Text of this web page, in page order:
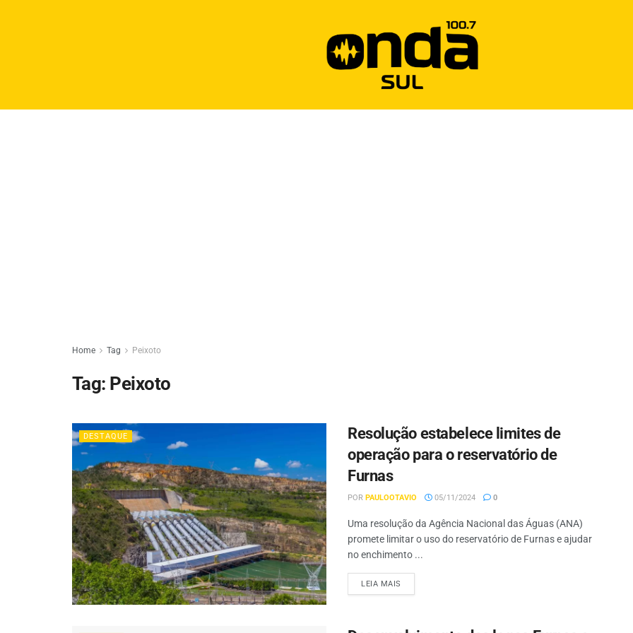
Home Tag Peixoto
Tag: Peixoto
DESTAQUE
Resolução estabelece limites de
operação para o reservatório de
Furnas
POR PAULOOTAVIO 05/11/2024 0
Uma resolução da Agência Nacional das Águas (ANA)
promete limitar o uso do reservatório de Furnas e ajudar
no enchimento ...
LEIA MAIS